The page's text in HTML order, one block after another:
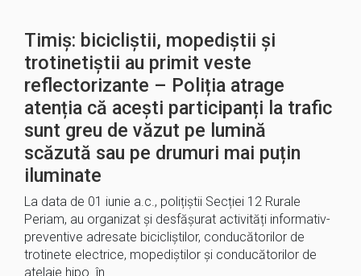
Timiș: bicicliștii, mopediștii și
trotinetiștii au primit veste
reflectorizante – Poliția atrage
atenția că acești participanți la trafic
sunt greu de văzut pe lumină
scăzută sau pe drumuri mai puțin
iluminate
La data de 01 iunie a.c., polițiștii Secției 12 Rurale
Periam, au organizat și desfășurat activități informativ-
preventive adresate bicicliștilor, conducătorilor de
trotinete electrice, mopediștilor și conducătorilor de
atelaje hipo în…